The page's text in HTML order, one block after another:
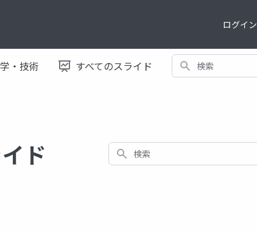
ログイン
・技術 すべてのスライド 検索
ド 検索